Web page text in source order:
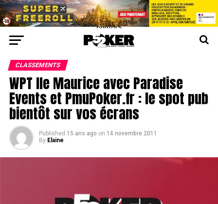
center>
CLASSEMENTS
WPT Ile Maurice avec Paradise
Events et PmuPoker.fr : le spot pub
bientôt sur vos écrans
Published 15 ans ago on 14 novembre 2011
By Elaine